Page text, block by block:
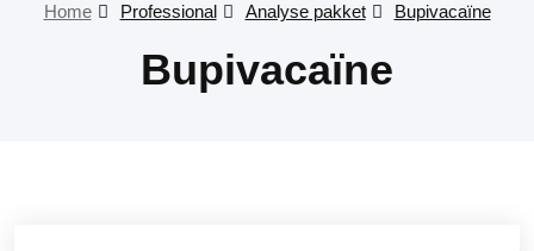
Home Professional Analyse pakket Bupivacaïne
Bupivacaïne